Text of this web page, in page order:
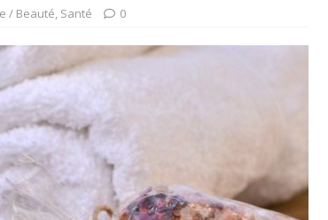
/ Beauté, Santé 0